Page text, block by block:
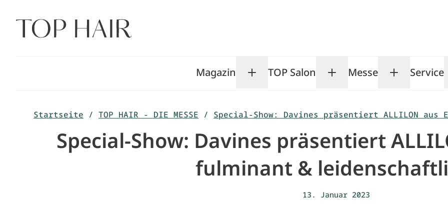
Inhalt
springen
Magazin Toggle Magazin submenu
TOP Salon Toggle TOP Salon
Messe ToggleService
Startseite / TOP HAIR - DIE MESSE / Special-Show: Davines präsentiert ALLILON
Special-Show: Davines präsentiert
fulminant &
13. Januar 2023